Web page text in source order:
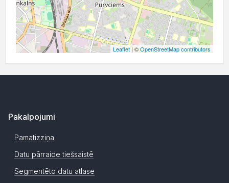
Leaflet| ©OpenStreetMap contributors
Pakalpojumi
Pamatizziņa
Datu pārraide tiešsaistē
Segmentēto datu atlase